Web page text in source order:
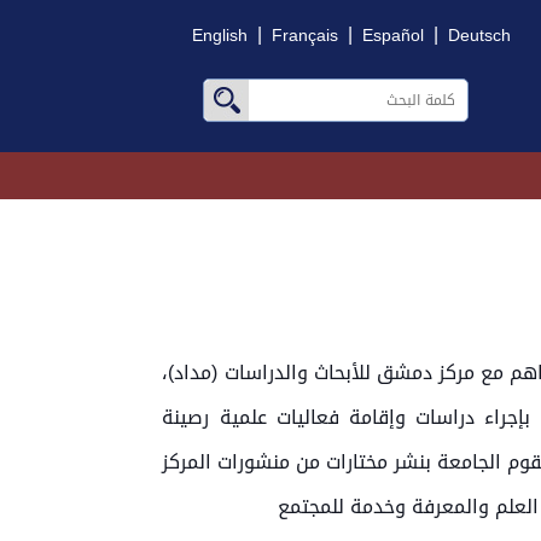
English | Français | Español | Deutsch
مع مركز دمشق للأبحاث والدراسات (مداد)،
بإجراء دراسات وإقامة فعاليات علمية رصينة
الجامعة بنشر مختارات من منشورات المركز
والمعرفة وخدمة للمجتمع